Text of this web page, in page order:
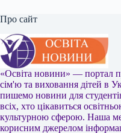
Про сайт
«Освіта новини» — портал
сім'ю та виховання дітей в
пишемо новини для
всіх, хто цікавиться
культурною сферою. Наша
корисним джерелом